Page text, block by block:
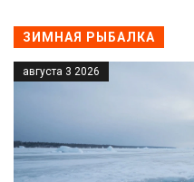
ЗИМНАЯ РЫБАЛКА
августа 3 2026